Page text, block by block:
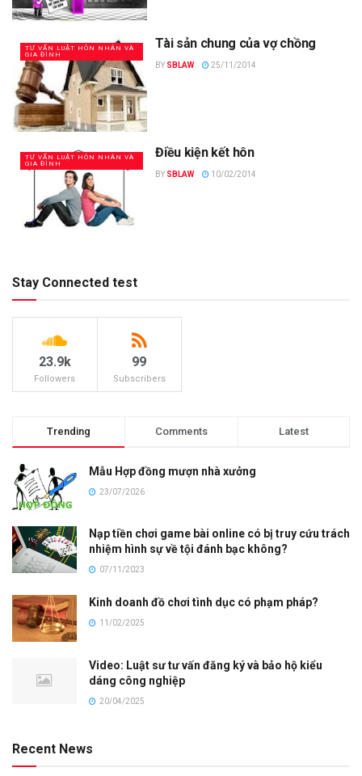
TƯ VẤN LUẬT HÔN NHÂN VÀ
GIA ĐÌNH
Tài sản chung của vợ chồng
BY SBLAW 25/11/2014
TƯ VẤN LUẬT HÔN NHÂN VÀ
GIA ĐÌNH
Điều kiện kết hôn
BY SBLAW 10/02/2014
Stay Connected test
23.9k
Followers
99
Subscribers
Trending Comments Latest
Mẫu Hợp đồng mượn nhà xưởng
23/07/2026
Nạp tiền chơi game bài online có bị truy cứu trách
nhiệm hình sự về tội đánh bạc không?
07/11/2023
Kinh doanh đồ chơi tình dục có phạm pháp?
11/02/2025
Video: Luật sư tư vấn đăng ký và bảo hộ kiểu
dáng công nghiệp
20/04/2025
Recent News